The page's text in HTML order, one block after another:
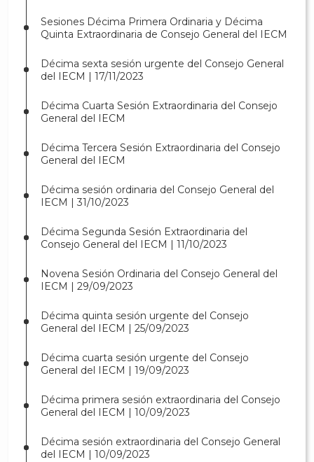
Sesiones Décima Primera Ordinaria y Décima
Quinta Extraordinaria de Consejo General del IECM
Décima sexta sesión urgente del Consejo General
del IECM | 17/11/2023
Décima Cuarta Sesión Extraordinaria del Consejo
General del IECM
Décima Tercera Sesión Extraordinaria del Consejo
General del IECM
Décima sesión ordinaria del Consejo General del
IECM | 31/10/2023
Décima Segunda Sesión Extraordinaria del
Consejo General del IECM | 11/10/2023
Novena Sesión Ordinaria del Consejo General del
IECM | 29/09/2023
Décima quinta sesión urgente del Consejo
General del IECM | 25/09/2023
Décima cuarta sesión urgente del Consejo
General del IECM | 19/09/2023
Décima primera sesión extraordinaria del Consejo
General del IECM | 10/09/2023
Décima sesión extraordinaria del Consejo General
del IECM | 10/09/2023